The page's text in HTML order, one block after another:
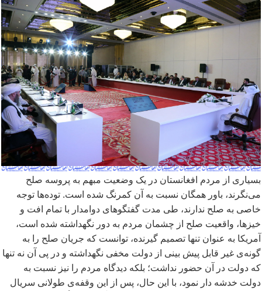
بسیاری از مردم افغانستان در یک وضعیت مبهم به پروسه صلح
مینگرند، باور همگان نسبت به آن کمرنگ شده است. تودهها توجه
خاصی به صلح ندارند، طی مدت گفتگوهای دوامدار با تمام افت و
خیزها، واقعیت صلح از چشمان مردم به دور نگهداشته شده است،
آمریکا به عنوان تنها تصمیم گیرنده، توانست که جریان صلح را به
گونهی غیر قابل پیش بینی از دولت مخفی نگهداشته و در پی آن نه تنها
که دولت در آن حضور نداشت؛ بلکه دیدگاه مردم را نیز نسبت به
دولت خدشه دار نمود، با این حال، پس از این وقفهی طولانی سریال